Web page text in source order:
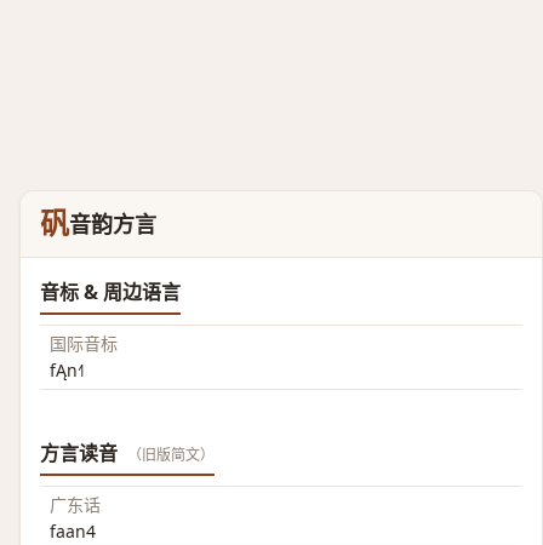
矾音韵方言
音标 & 周边语言
国际音标
fĄn˧˥
方言读音 （旧版简文）
广东话
faan4